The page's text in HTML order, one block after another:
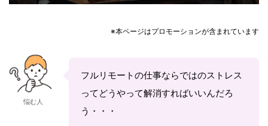
※本ページはプロモーションが含まれています
悩む人
フルリモートの仕事ならではのストレス
ってどうやって解消すればいいんだろ
う・・・